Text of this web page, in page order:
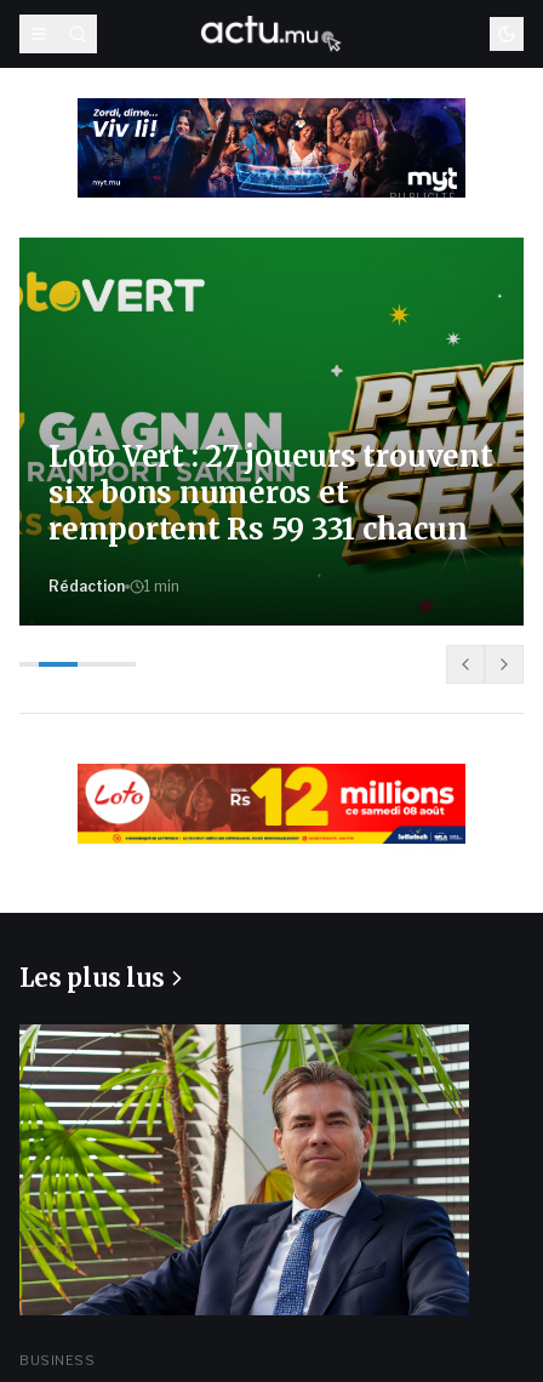
PUBLICITÉ
Loto Vert : 27 joueurs trouvent
six bons numéros et
remportent Rs 59 331 chacun
Rédaction 1 min
Les plus lus
BUSINESS